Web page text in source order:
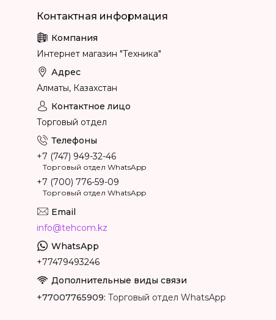
Интернет магазин "Техника"
Алматы, Казахстан
Торговый отдел
+7 (747) 949-32-46
Торговый отдел WhatsApp
+7 (700) 776-59-09
Торговый отдел WhatsApp
info@tehcom.kz
+77479493246
+77007765909 Торговый отдел WhatsApp